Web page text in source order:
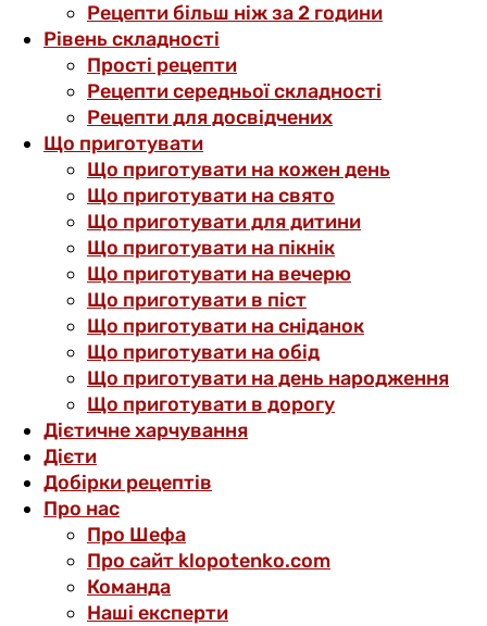
Рецепти більш ніж за 2 години
Рівень складності
Прості рецепти
Рецепти середньої складності
Рецепти для досвідчених
Що приготувати
Що приготувати на кожен день
Що приготувати на свято
Що приготувати для дитини
Що приготувати на пікнік
Що приготувати на вечерю
Що приготувати в піст
Що приготувати на сніданок
Що приготувати на обід
Що приготувати на день народження
Що приготувати в дорогу
Дієтичне харчування
Дієти
Добірки рецептів
Про нас
Про Шефа
Про сайт klopotenko.com
Команда
Наші експерти